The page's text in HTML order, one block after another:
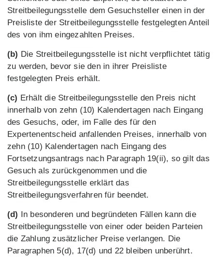
Streitbeilegungsstelle dem Gesuchsteller einen in der
Preisliste der Streitbeilegungsstelle festgelegten Anteil
des von ihm eingezahlten Preises.
(b) Die Streitbeilegungsstelle ist nicht verpflichtet tätig
zu werden, bevor sie den in ihrer Preisliste
festgelegten Preis erhält.
(c) Erhält die Streitbeilegungsstelle den Preis nicht
innerhalb von zehn (10) Kalendertagen nach Eingang
des Gesuchs, oder, im Falle des für den
Expertenentscheid anfallenden Preises, innerhalb von
zehn (10) Kalendertagen nach Eingang des
Fortsetzungsantrags nach Paragraph 19(ii), so gilt das
Gesuch als zurückgenommen und die
Streitbeilegungsstelle erklärt das
Streitbeilegungsverfahren für beendet.
(d) In besonderen und begründeten Fällen kann die
Streitbeilegungsstelle von einer oder beiden Parteien
die Zahlung zusätzlicher Preise verlangen. Die
Paragraphen 5(d), 17(d) und 22 bleiben unberührt.